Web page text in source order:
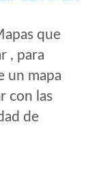
que
, para
un mapa
con las
de